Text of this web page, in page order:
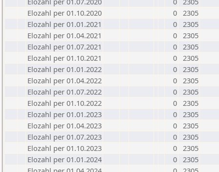
Elozahl per 01.10.2020
0 2305
Elozahl per 01.01.2021
0 2305
Elozahl per 01.04.2021
0 2305
Elozahl per 01.07.2021
0 2305
Elozahl per 01.10.2021
0 2305
Elozahl per 01.01.2022
0 2305
Elozahl per 01.04.2022
0 2305
Elozahl per 01.07.2022
0 2305
Elozahl per 01.10.2022
0 2305
Elozahl per 01.01.2023
0 2305
Elozahl per 01.04.2023
0 2305
Elozahl per 01.07.2023
0 2305
Elozahl per 01.10.2023
0 2305
Elozahl per 01.01.2024
0 2305